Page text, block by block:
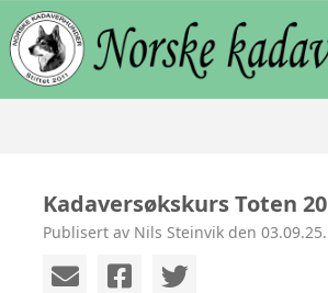
Kadaversøkskurs Toten 20
Publisert av Nils Steinvik den 03.09.25.